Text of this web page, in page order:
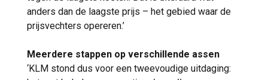
anders dan de laagste prijs – het gebied waar de
prijsvechters opereren.’
Meerdere stappen op verschillende assen
‘KLM stond dus voor een tweevoudige uitdaging: